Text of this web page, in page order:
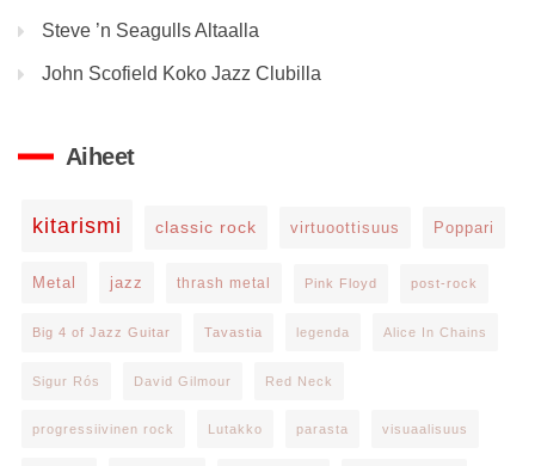
Steve ’n Seagulls Altaalla
John Scofield Koko Jazz Clubilla
Aiheet
kitarismi classic rock virtuoottisuus Poppari
Metal jazz thrash metal Pink Floyd post-rock
Big 4 of Jazz Guitar Tavastia legenda Alice In Chains
Sigur Rós David Gilmour Red Neck
progressiivinen rock Lutakko parasta visuaalisuus